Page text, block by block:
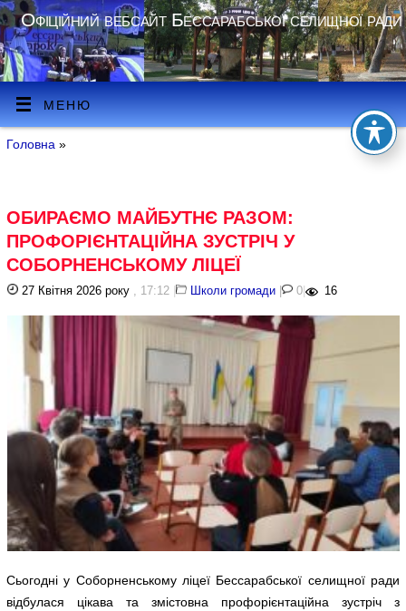
Офіційний вебсайт Бессарабської селищної ради
МЕНЮ
Головна »
ОБИРАЄМО МАЙБУТНЄ РАЗОМ:
ПРОФОРІЄНТАЦІЙНА ЗУСТРІЧ У
СОБОРНЕНСЬКОМУ ЛІЦЕЇ
27 Квітня 2026 року , 17:12 | Школи громади | 0 | 16
Сьогодні у Соборненському ліцеї Бессарабської селищної ради
відбулася цікава та змістовна профорієнтаційна зустріч з